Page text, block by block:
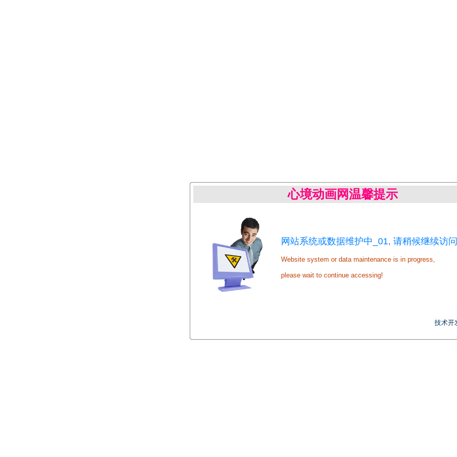
心境动画网温馨提示
网站系统或数据维护中_01, 请稍候继续访
Website system or data maintenance is in progress,
please wait to continue accessing!
技术开